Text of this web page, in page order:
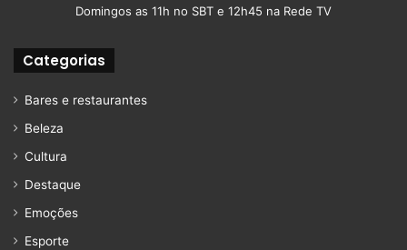
Domingos as 11h no SBT e 12h45 na Rede TV
Categorias
Bares e restaurantes
Beleza
Cultura
Destaque
Emoções
Esporte